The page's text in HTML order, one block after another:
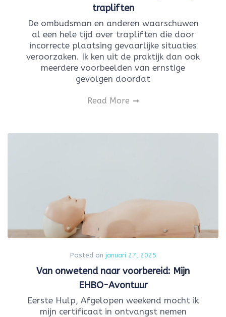
trapliften
De ombudsman en anderen waarschuwen
al een hele tijd over trapliften die door
incorrecte plaatsing gevaarlijke situaties
veroorzaken. Ik ken uit de praktijk dan ook
meerdere voorbeelden van ernstige
gevolgen doordat
Read More
Posted on januari 27, 2025
Van onwetend naar voorbereid: Mijn
EHBO-Avontuur
Eerste Hulp, Afgelopen weekend mocht ik
mijn certificaat in ontvangst nemen